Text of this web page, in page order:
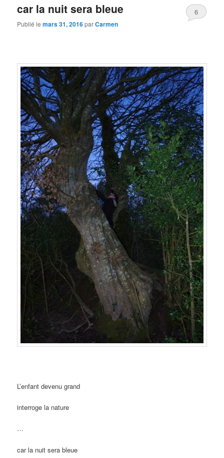
car la nuit sera bleue
Publié lemars 31, 2016parCarmen
6
L’enfant devenu grand
interroge la nature
…
car la nuit sera bleue